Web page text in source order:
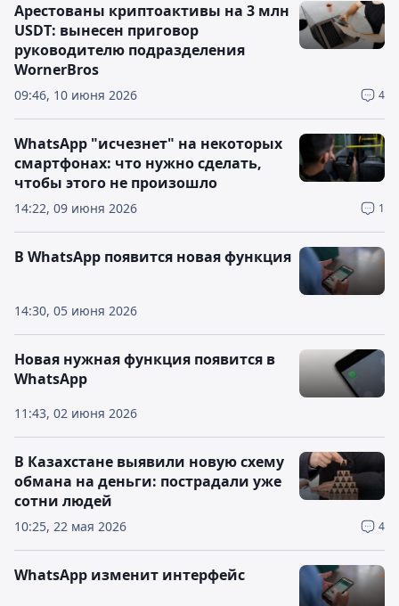
09:46, 10 июня 2026 4
Арестованы криптоактивы на 3 млн
USDT: вынесен приговор
руководителю подразделения
WornerBros
14:22, 09 июня 2026 1
WhatsApp "исчезнет" на некоторых
смартфонах: что нужно сделать,
чтобы этого не произошло
14:30, 05 июня 2026
В WhatsApp появится новая функция
11:43, 02 июня 2026
Новая нужная функция появится в
WhatsApp
10:25, 22 мая 2026 4
В Казахстане выявили новую схему
обмана на деньги: пострадали уже
сотни людей
WhatsApp изменит интерфейс